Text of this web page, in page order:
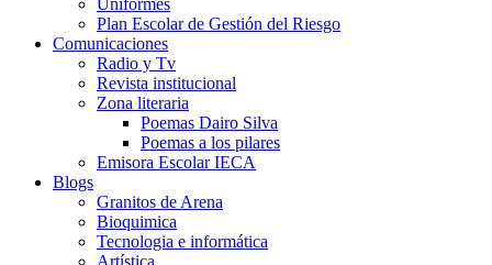
Plan Escolar de Gestión del Riesgo
Comunicaciones
Radio y Tv
Revista institucional
Zona literaria
Poemas Dairo Silva
Poemas a los pilares
Emisora Escolar IECA
Blogs
Granitos de Arena
Bioquimica
Tecnologia e informática
Artística